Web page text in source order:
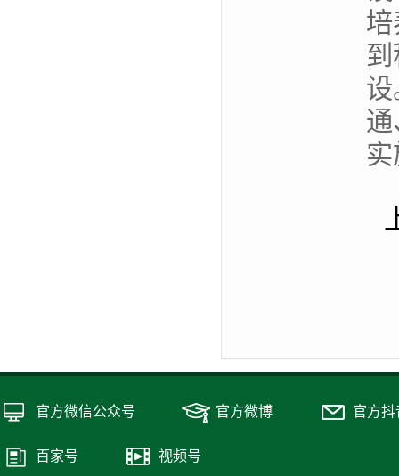
官方微信公众号 官方微博 官方抖
百家号 视频号